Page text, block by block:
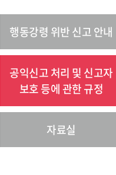
행동강령 위반 신고 안내
공익신고 처리 및 신고자
보호 등에 관한 규정
자료실